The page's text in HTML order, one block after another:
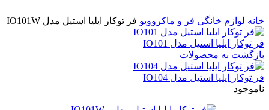
خانه لوازم خانگی فر و ماکروویو فر توکار ایلیا استیل مدل IO101W
فر توکار ایلیا استیل مدل IO101
بازگشت به محصولات
فر توکار ایلیا استیل مدل IO104
ناموجود